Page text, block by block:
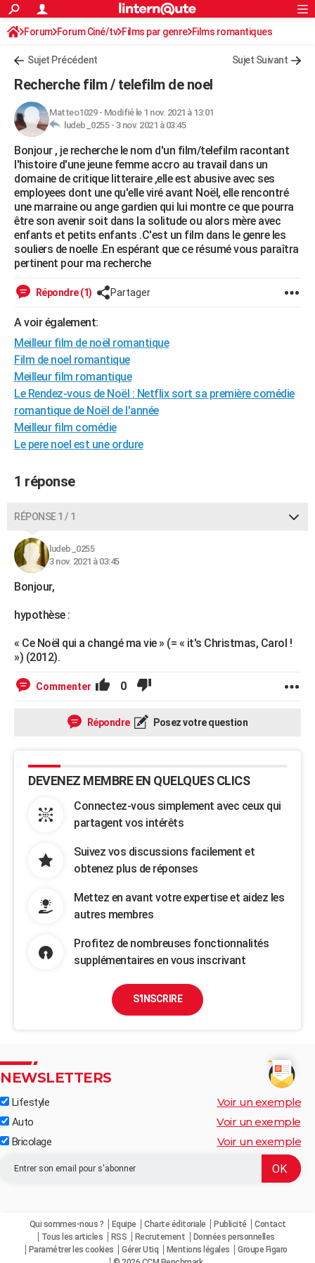
ACTUALITÉS
Politique
Société
Faits Divers
Education
Monde
Villes
+
FINANCE
Retraite
Impôts
Epargne
Immobilier
Risques naturels par ville
Banque
Assurance
Crédit
AUTO
Essais
Réserver un essai
Citadines
Berlines
SUV
Forum auto
+HIGH-TECH
Mobiles
Meilleur smartphone
Internet
Ordinateurs
Jeux vidéo
Guide high-tech
+BRICOLAGE
Forum
Aménagement intérieur
Extérieur
Cuisine
Salle de bains
Jardinage
Rangement
WEEK-END
Guides de France
Escapades
Patrimoine
Expositions
Musées
Week-end nature
LIFESTYLE
Art de vivre
Bien-être
Loisirs
ModeModes de vie
Alimentation
Guide de la santé
Maladies
Médicaments
Sommeil
Destinations
City break
Voyage nature
Voyage de noces
Forum
Climat
+
GUIDES D'ACHAT
BONS PLANS
CARTE DE VOEUX
Carte de Noël
Carte Bonne année
Carte Saint-Valentin
Carte Pâques
Carte d'anniversaire
DICTIONNAIRE
PROGRAMME TV
FORUM
Bricolage
Lifestyle
Culture
Sport
Auto
Television
Voyage
Cinema
Rechercher
S'inscrire
Connexion
Forum Forum Ciné/tv Films par genre Films romantiques
Sujet Précédent Sujet Suivant
Recherche film / telefilm de noel
Matteo1029- Modifié le 1 nov. 2021 à 13:01
ludeb_0255 - 3 nov. 2021 à 03:45
Bonjour , je recherche le nom d'un film/telefilm racontant
l'histoire d'une jeune femme accro au travail dans un
domaine de critique litteraire ,elle est abusive avec ses
employees dont une qu'elle viré avant Noël, elle rencontré
une marraine ou ange gardien qui lui montre ce que pourra
être son avenir soit dans la solitude ou alors mère avec
enfants et petits enfants .C'est un film dans le genre les
souliers de noelle .En espérant que ce résumé vous paraîtra
pertinent pour ma recherche
Répondre (1) Partager
A voir également:
Meilleur film de noël romantique
Film de noel romantique
Meilleur film romantique
Le Rendez-vous de Noël : Netflix sort sa première comédie
romantique de Noël de l'année
Meilleur film comédie
Le pere noel est une ordure
1 réponse
RÉPONSE 1 / 1
ludeb_0255
3 nov. 2021 à 03:45
Bonjour,
hypothèse :
« Ce Noël qui a changé ma vie » (= « it's Christmas, Carol !
») (2012).
Commenter 0
Répondre Posez votre question
DEVENEZ MEMBRE EN QUELQUES CLICS
Connectez-vous simplement avec ceux qui
partagent vos intérêts
Suivez vos discussions facilement et
obtenez plus de réponses
Mettez en avant votre expertise et aidez les
autres membres
Profitez de nombreuses fonctionnalités
supplémentaires en vous inscrivant
S'INSCRIRE
NEWSLETTERS
Lifestyle Voir un exemple
Auto Voir un exemple
Bricolage Voir un exemple
Qui sommes-nous ? Equipe Charte éditoriale Publicité
Contact
Tous les articles
RSS Recrutement
Données personnelles
Paramétrer les cookies
Gérer Utiq Mentions légales
Groupe Figaro